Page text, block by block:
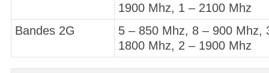
1900 Mhz, 1 – 2100 Mhz
Bandes 2G
5 – 850 Mhz, 8 – 900 Mhz,
1800 Mhz, 2 – 1900 Mhz